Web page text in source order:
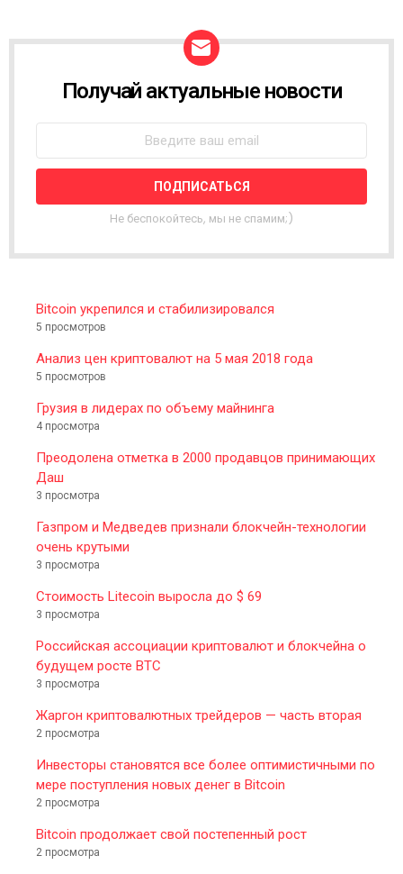
W
L
E
T
R
Получай актуальные новости
Не беспокойтесь, мы не спамим;)
Bitcoin укрепился и стабилизировался
5 просмотров
Анализ цен криптовалют на 5 мая 2018 года
5 просмотров
Грузия в лидерах по объему майнинга
4 просмотра
Преодолена отметка в 2000 продавцов принимающих
Даш
3 просмотра
Газпром и Медведев признали блокчейн-технологии
очень крутыми
3 просмотра
Стоимость Litecoin выросла до $ 69
3 просмотра
Российская ассоциации криптовалют и блокчейна о
будущем росте BTC
3 просмотра
Жаргон криптовалютных трейдеров — часть вторая
2 просмотра
Инвесторы становятся все более оптимистичными по
мере поступления новых денег в Bitcoin
2 просмотра
Bitcoin продолжает свой постепенный рост
2 просмотра